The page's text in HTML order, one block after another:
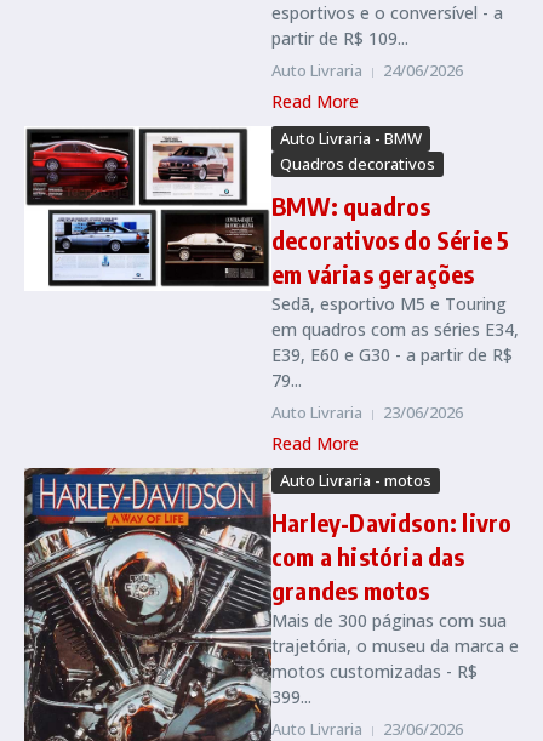
esportivos e o conversível - a
partir de R$ 109...
Auto Livraria 24/06/2026
Read More
Auto Livraria - BMW
Quadros decorativos
BMW: quadros
decorativos do Série 5
em várias gerações
Sedã, esportivo M5 e Touring
em quadros com as séries E34,
E39, E60 e G30 - a partir de R$
79...
Auto Livraria 23/06/2026
Read More
Auto Livraria - motos
Harley-Davidson: livro
com a história das
grandes motos
Mais de 300 páginas com sua
trajetória, o museu da marca e
motos customizadas - R$
399...
Auto Livraria 23/06/2026